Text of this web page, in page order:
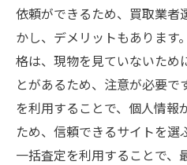
依頼ができるため、買取業者
かし、デメリットもあります
格は、現物を見ていないため
とがあるため、注意が必要で
を利用することで、個人情報
ため、信頼できるサイトを選
一括査定を利用することで、